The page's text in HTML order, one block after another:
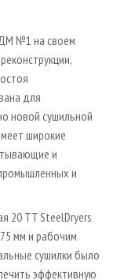
№1 на своем
для
новой сушильной
широкие
и
и
20 TT SteelDryers
мм и рабочим
сушилки было
эффективную